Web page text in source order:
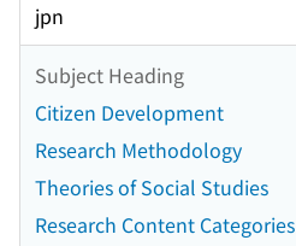
jpn
Subject Heading
Citizen Development
Research Methodology
Theories of Social Studies
Research Content Categories